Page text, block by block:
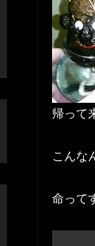
帰って
こんな
命って